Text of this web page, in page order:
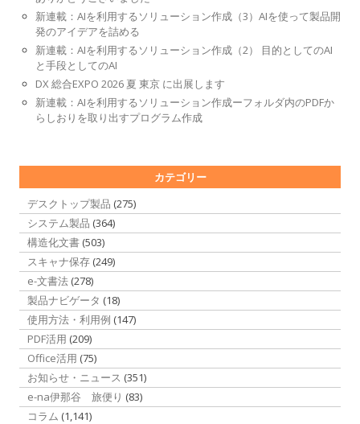
新連載：AIを利用するソリューション作成（3）AIを使って製品開
発のアイデアを詰める
新連載：AIを利用するソリューション作成（2） 目的としてのAI
と手段としてのAI
DX 総合EXPO 2026 夏 東京 に出展します
新連載：AIを利用するソリューション作成ーフォルダ内のPDFか
らしおりを取り出すプログラム作成
カテゴリー
デスクトップ製品 (275)
システム製品 (364)
構造化文書 (503)
スキャナ保存 (249)
e-文書法 (278)
製品ナビゲータ (18)
使用方法・利用例 (147)
PDF活用 (209)
Office活用 (75)
お知らせ・ニュース (351)
e-na伊那谷 旅便り (83)
コラム (1,141)